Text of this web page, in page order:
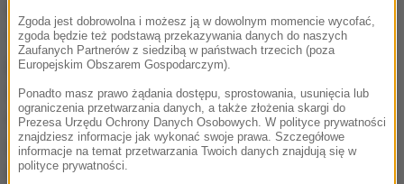
1975 roku, następnie w 1976 roku został 39.
prezydentem USA, a cztery lata później w wyborach
został pokonany przez Ronalda Reagana. w 2002
roku otrzymał Pokojową Nagrodę Nobla za
działalność na rzecz rozwiązywania konfliktów
międzynarodowych i propagowanie demokracji oraz
Zgoda jest dobrowolna i możesz ją w dowolnym momencie wycofać,
zgoda będzie też podstawą przekazywania danych do naszych
Zaufanych Partnerów z siedzibą w państwach trzecich (poza
Europejskim Obszarem Gospodarczym).
Ponadto masz prawo żądania dostępu, sprostowania, usunięcia lub
ograniczenia przetwarzania danych, a także złożenia skargi do
Prezesa Urzędu Ochrony Danych Osobowych. W polityce prywatności
znajdziesz informacje jak wykonać swoje prawa. Szczegółowe
informacje na temat przetwarzania Twoich danych znajdują się w
polityce prywatności.